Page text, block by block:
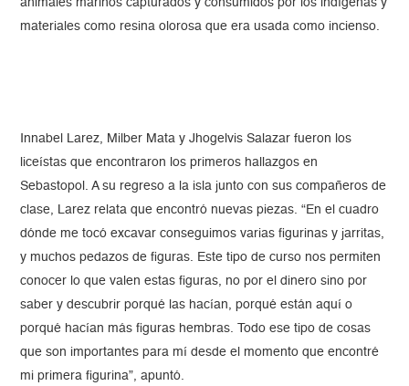
animales marinos capturados y consumidos por los indígenas y
materiales como resina olorosa que era usada como incienso.
Innabel Larez, Milber Mata y Jhogelvis Salazar fueron los
liceístas que encontraron los primeros hallazgos en
Sebastopol. A su regreso a la isla junto con sus compañeros de
clase, Larez relata que encontró nuevas piezas. “En el cuadro
dónde me tocó excavar conseguimos varias figurinas y jarritas,
y muchos pedazos de figuras. Este tipo de curso nos permiten
conocer lo que valen estas figuras, no por el dinero sino por
saber y descubrir porqué las hacían, porqué están aquí o
porqué hacían más figuras hembras. Todo ese tipo de cosas
que son importantes para mí desde el momento que encontré
mi primera figurina”, apuntó.